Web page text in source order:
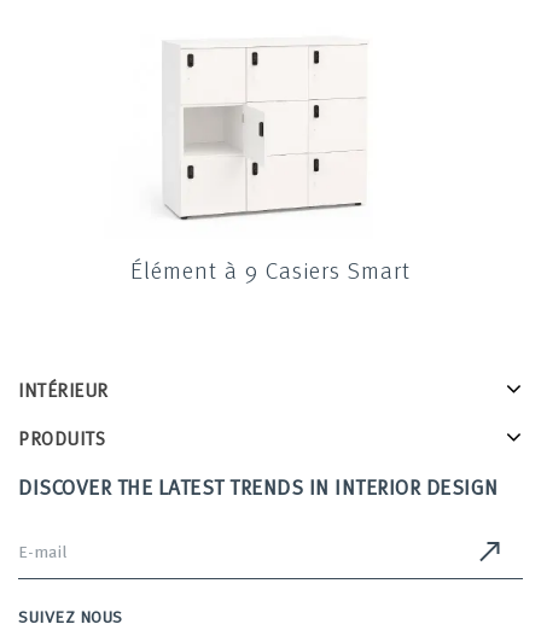
Élément à 9 Casiers Smart
INTÉRIEUR
PRODUITS
DISCOVER THE LATEST TRENDS IN INTERIOR DESIGN
SUIVEZ NOUS